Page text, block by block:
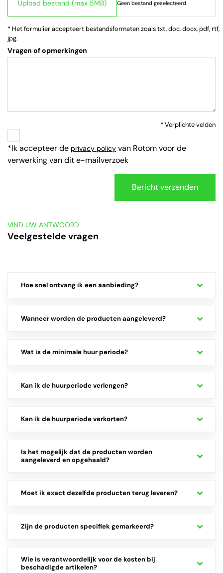
* Het formulier accepteert bestandsformaten zoals txt, doc, docx, pdf, rtf,
jpg.
Vragen of opmerkingen
* Verplichte velden
*Ik accepteer de privacy policy van Rotom voor de
verwerking van dit e-mailverzoek
VIND UW ANTWOORD
Veelgestelde vragen
Hoe snel ontvang ik een aanbieding?
Wanneer worden de producten aangeleverd?
Wat is de minimale huur periode?
Kan ik de huurperiode verlengen?
Kan ik de huurperiode verkorten?
Is het mogelijk dat de producten worden
aangeleverd en opgehaald?
Moet ik exact dezelfde producten terug leveren?
Zijn de producten specifiek gemarkeerd?
Wie is verantwoordelijk voor de kosten bij
beschadigde artikelen?